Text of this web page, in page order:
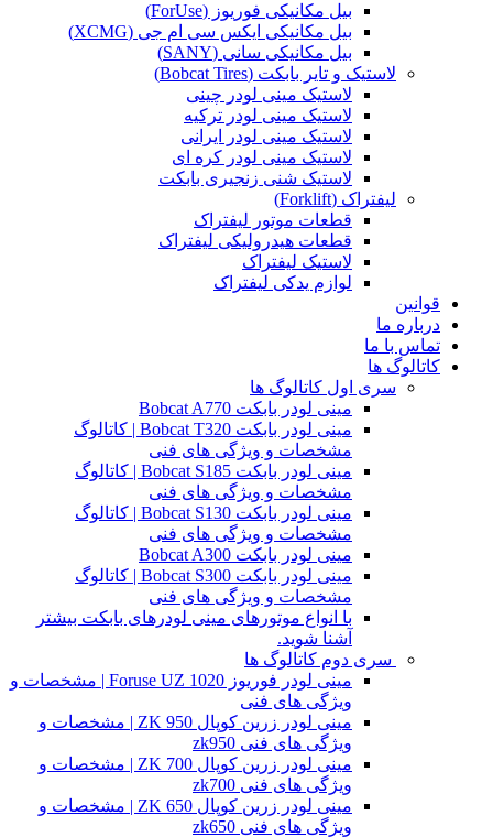
بیل مکانیکی فوریوز (ForUse)
بیل مکانیکی ایکس سی ام جی (XCMG)
بیل مکانیکی سانی (SANY)
لاستیک و تایر بابکت (Bobcat Tires)
لاستیک مینی لودر چینی
لاستیک مینی لودر ترکیه
لاستیک مینی لودر ایرانی
لاستیک مینی لودر کره ای
لاستیک شنی زنجیری بابکت
لیفتراک (Forklift)
قطعات موتور لیفتراک
قطعات هیدرولیکی لیفتراک
لاستیک لیفتراک
لوازم یدکی لیفتراک
قوانین
درباره ما
تماس با ما
کاتالوگ ها
سری اول کاتالوگ ها
مینی لودر بابکت Bobcat A770
مینی لودر بابکت Bobcat T320 | کاتالوگ
مشخصات و ویژگی های فنی
مینی لودر بابکت Bobcat S185 | کاتالوگ
مشخصات و ویژگی های فنی
مینی لودر بابکت Bobcat S130 | کاتالوگ
مشخصات و ویژگی های فنی
مینی لودر بابکت Bobcat A300
مینی لودر بابکت Bobcat S300 | کاتالوگ
مشخصات و ویژگی های فنی
با انواع موتورهای مینی لودرهای بابکت بیشتر
آشنا شوید.
سری دوم کاتالوگ ها
مینی لودر فوریوز Foruse UZ 1020 | مشخصات و
ویژگی های فنی
مینی لودر زرین کوپال ZK 950 | مشخصات و
ویژگی های فنی zk950
مینی لودر زرین کوپال ZK 700 | مشخصات و
ویژگی های فنی zk700
مینی لودر زرین کوپال ZK 650 | مشخصات و
ویژگی های فنی zk650